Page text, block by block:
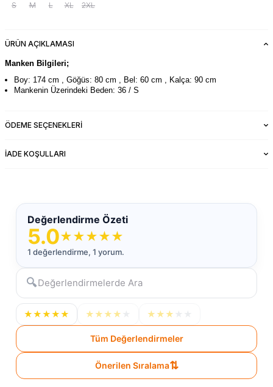
S M L XL 2XL
ÜRÜN AÇIKLAMASI
Manken Bilgileri;
Boy: 174 cm , Göğüs: 80 cm , Bel: 60 cm , Kalça: 90 cm
Mankenin Üzerindeki Beden: 36 / S
ÖDEME SEÇENEKLERI
İADE KOŞULLARI
Değerlendirme Özeti
5.0★★★★★
1 değerlendirme, 1 yorum.
🔍
★★★★★ ★ ★ ★ ★ ★ ★ ★
Tüm Değerlendirmeler
Önerilen Sıralama⇅